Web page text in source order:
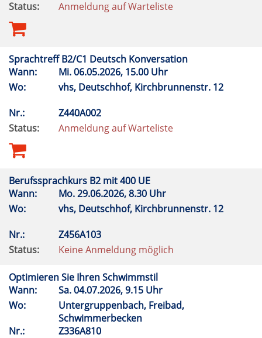
Status: Anmeldung auf Warteliste
Sprachtreff B2/C1 Deutsch Konversation
Wann:
Mi.06.05.2026, 15.00 Uhr
Wo:
vhs, Deutschhof, Kirchbrunnenstr. 12
Nr.:
Z440A002
Status:
Anmeldung auf Warteliste
Berufssprachkurs B2 mit 400 UE
Wann:
Mo.29.06.2026, 8.30 Uhr
Wo:
vhs, Deutschhof, Kirchbrunnenstr. 12
Nr.:
Z456A103
Status:
Keine Anmeldung möglich
Optimieren Sie Ihren Schwimmstil
Wann:
Sa.04.07.2026, 9.15 Uhr
Wo:
Untergruppenbach, Freibad,
Schwimmerbecken
Nr.:
Z336A810